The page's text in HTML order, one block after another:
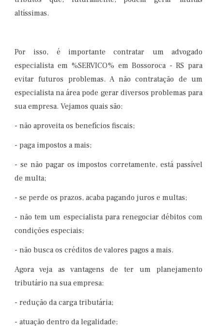
altíssimas.
Por isso, é importante contratar um advogado
especialista em %SERVICO% em Bossoroca​ - RS para
evitar futuros problemas. A não contratação de um
especialista na área pode gerar diversos problemas para
sua empresa. Vejamos quais são:
- não aproveita os benefícios fiscais;
- paga impostos a mais;
- se não pagar os impostos corretamente, está passível
de multa;
- se perde os prazos, acaba pagando juros e multas;
- não tem um especialista para renegociar débitos com
condições especiais;
- não busca os créditos de valores pagos a mais.
Agora veja as vantagens de ter um planejamento
tributário na sua empresa:
- redução da carga tributária;
- atuação dentro da legalidade;